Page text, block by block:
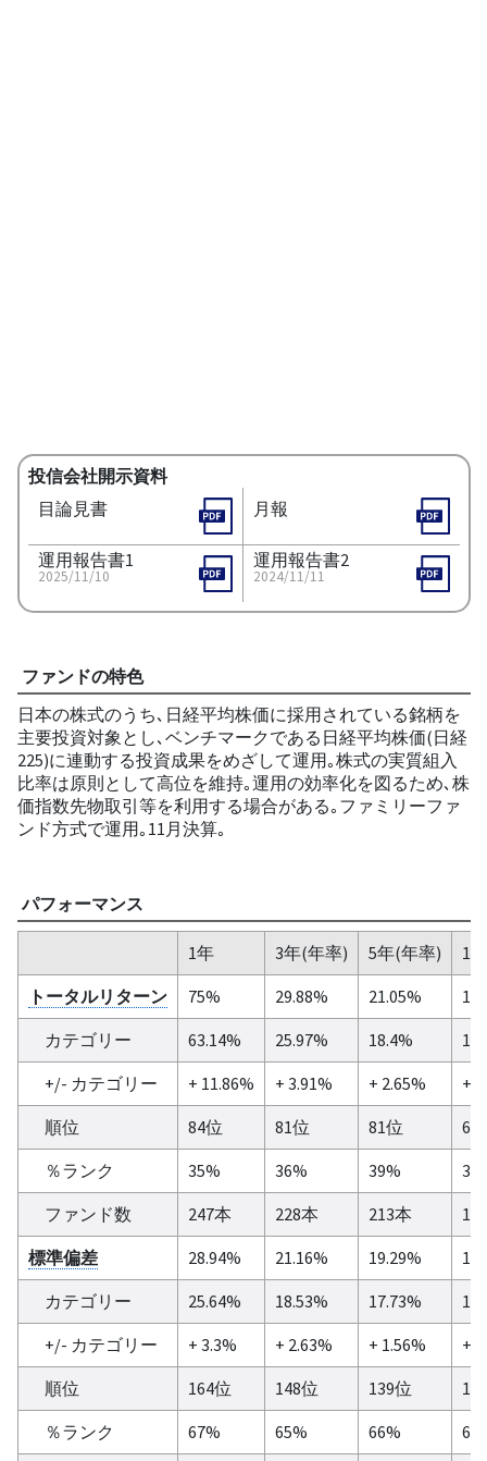
投信会社開示資料
目論見書
月報
運用報告書1
2025/11/10
運用報告書2
2024/11/11
ファンドの特色
日本の株式のうち､日経平均株価に採用されている銘柄を
主要投資対象とし､ベンチマークである日経平均株価(日経
225)に連動する投資成果をめざして運用｡株式の実質組入
比率は原則として高位を維持｡運用の効率化を図るため､株
価指数先物取引等を利用する場合がある｡ファミリーファ
ンド方式で運用｡11月決算｡
パフォーマンス
1年 3年(年率) 5年(年率)
10
トータルリターン
75% 29.88% 21.05%
カテゴリー
63.14% 25.97% 18.4%
+/- カテゴリー
+ 11.86% + 3.91% + 2.65%
+
順位
84位 81位 81位
61
％ランク
35% 36% 39%
ファンド数
247本 228本 213本
標準偏差
28.94% 21.16% 19.29%
カテゴリー
25.64% 18.53% 17.73%
+/- カテゴリー
+ 3.3% + 2.63% + 1.56%
+
順位
164位 148位 139位
％ランク
67% 65% 66%